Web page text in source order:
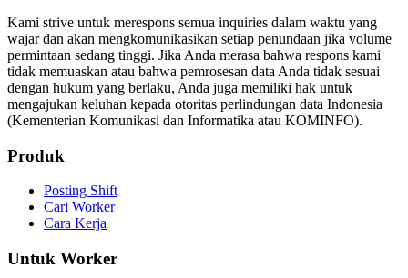
Kami strive untuk merespons semua inquiries dalam waktu yang
wajar dan akan mengkomunikasikan setiap penundaan jika volume
permintaan sedang tinggi. Jika Anda merasa bahwa respons kami
tidak memuaskan atau bahwa pemrosesan data Anda tidak sesuai
dengan hukum yang berlaku, Anda juga memiliki hak untuk
mengajukan keluhan kepada otoritas perlindungan data Indonesia
(Kementerian Komunikasi dan Informatika atau KOMINFO).
Produk
Posting Shift
Cari Worker
Cara Kerja
Untuk Worker